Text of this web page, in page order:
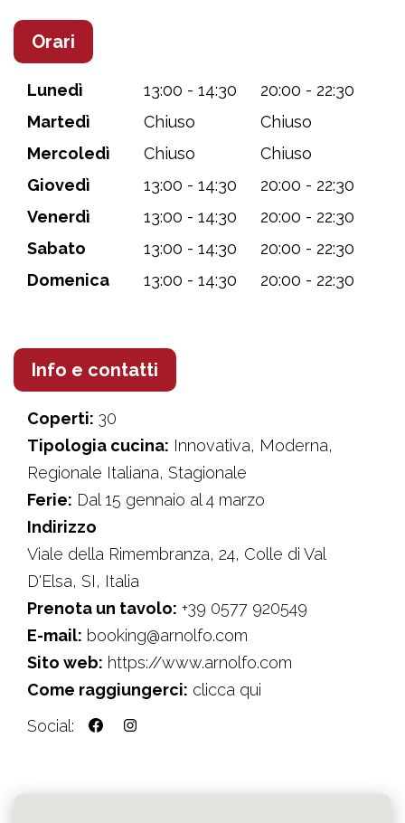
Orari
Lunedì 13:00 - 14:30
20:00 - 22:30
Martedì
Chiuso
Chiuso
Mercoledì
Chiuso
Chiuso
Giovedì
13:00 - 14:30
20:00 - 22:30
Venerdì
13:00 - 14:30
20:00 - 22:30
Sabato
13:00 - 14:30
20:00 - 22:30
Domenica
13:00 - 14:30 20:00 - 22:30
Info e contatti
Coperti: 30
Tipologia cucina: Innovativa, Moderna,
Regionale Italiana, Stagionale
Ferie: Dal 15 gennaio al 4 marzo
Indirizzo
Viale della Rimembranza, 24, Colle di Val
D'Elsa, SI, Italia
Prenota un tavolo: +39 0577 920549
E-mail: booking@arnolfo.com
Sito web: https://www.arnolfo.com
Come raggiungerci: clicca qui
Social: